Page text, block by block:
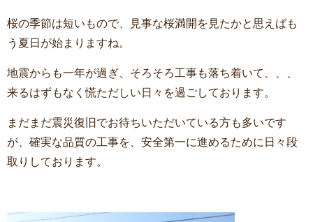
桜の季節は短いもので、見事な桜満開を見たかと思えばも
う夏日が始まりますね。
地震からも一年が過ぎ、そろそろ工事も落ち着いて、、、
来るはずもなく慌ただしい日々を過ごしております。
まだまだ震災復旧でお待ちいただいている方も多いです
が、確実な品質の工事を、安全第一に進めるために日々段
取りしております。